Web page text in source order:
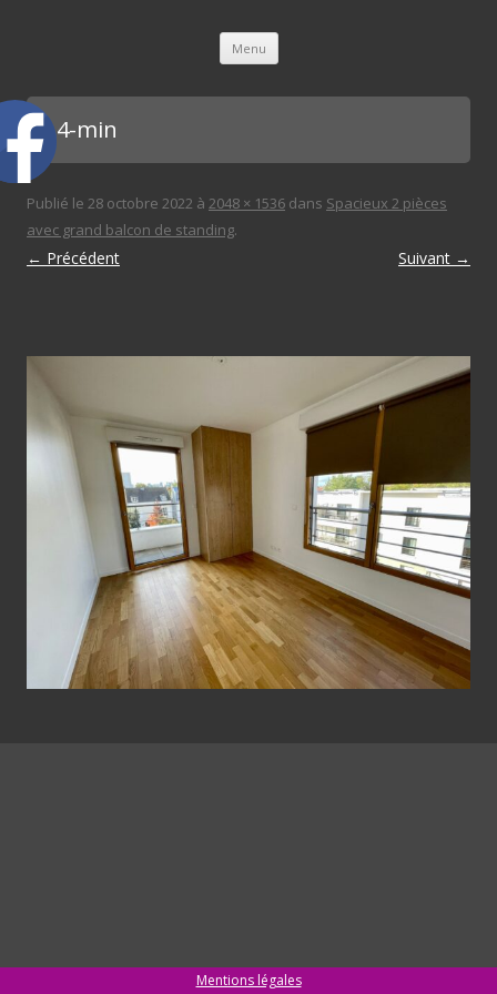
Menu Aller au contenu principal
ch 4-min
Publié le 28 octobre 2022 à 2048 × 1536 dans Spacieux 2 pièces
avec grand balcon de standing.
← Précédent Suivant →
Mentions légales